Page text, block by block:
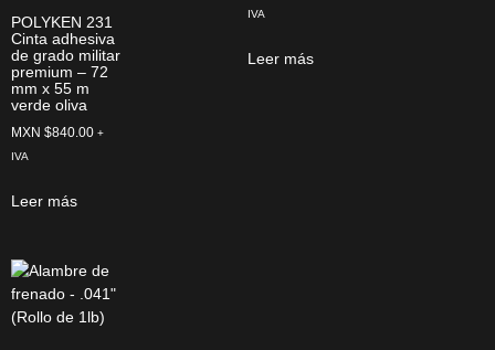
POLYKEN 231
Cinta adhesiva
de grado militar
premium – 72
mm x 55 m
verde oliva
MXN $840.00 +
IVA
Leer más
IVA
Leer más